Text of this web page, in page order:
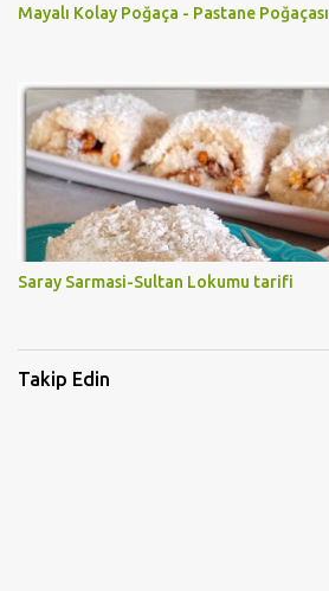
Mayalı Kolay Poğaça - Pastane Poğaçası
Saray Sarmasi-Sultan Lokumu tarifi
Takip Edin